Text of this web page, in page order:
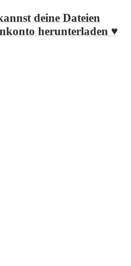
deine Dateien
herunterladen ♥